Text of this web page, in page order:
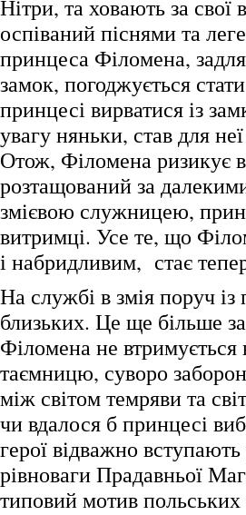
Нітри, та ховають за
оспіваний піснями та
принцеса Філомена,
замок, погоджується
принцесі вирватися із
увагу няньки, став для
Отож, Філомена ризикує
розтащований за
змієвою служницею,
витримці. Усе те, що
і набридливим, стає
На службі в змія поруч
близьких. Це ще більше
Філомена не втримується
таємницю, суворо
між світом темряви та
чи вдалося б принцесі
герої відважно
рівноваги Прадавньої
типовий мотив польських